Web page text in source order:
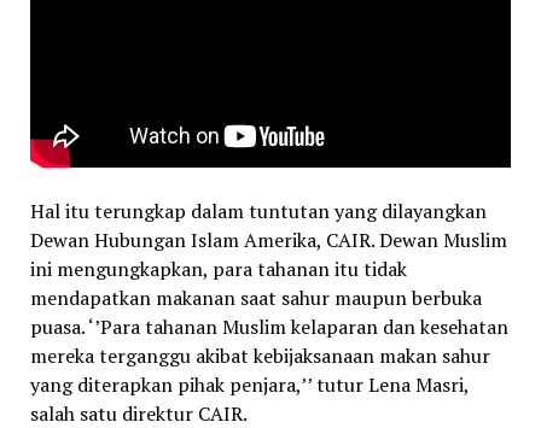
Hal itu terungkap dalam tuntutan yang dilayangkan
Dewan Hubungan Islam Amerika, CAIR. Dewan Muslim
ini mengungkapkan, para tahanan itu tidak
mendapatkan makanan saat sahur maupun berbuka
puasa. ‘’Para tahanan Muslim kelaparan dan kesehatan
mereka terganggu akibat kebijaksanaan makan sahur
yang diterapkan pihak penjara,’’ tutur Lena Masri,
salah satu direktur CAIR.